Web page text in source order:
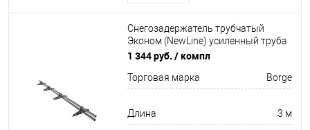
Снегозадержатель трубчатый
Эконом (NewLine) усиленный труба
овал 20х40мм 4 кронштейна
3000мм Borge
1 344 руб. / компл
Торговая марка Borge
Длина 3 м